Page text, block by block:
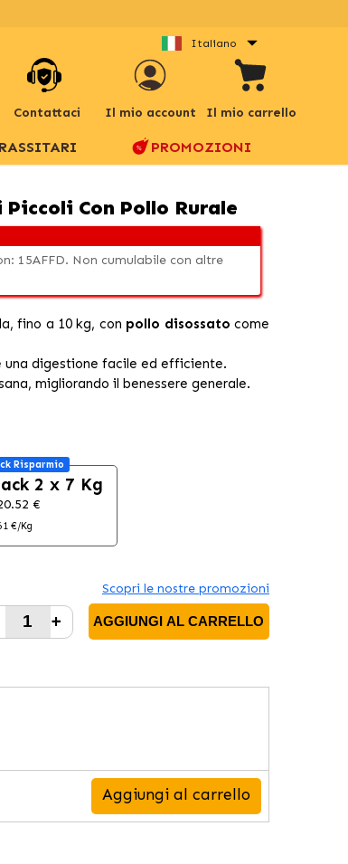
Italiano
Contattaci Il mio account Il mio carrello
PROMOZIONI
Con Pollo Rurale
15AFFD. Non cumulabile con altre
fino a 10 kg, con pollo disossato come
una digestione facile ed efficiente.
migliorando il benessere generale.
Risparmio
2 x 7 Kg
€
€/Kg
Scopri le nostre promozioni
+ AGGIUNGI AL CARRELLO
Aggiungi al carrello